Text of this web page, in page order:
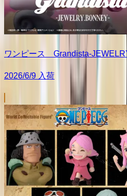
ワンピース Grandista-
2026/6/9 入荷